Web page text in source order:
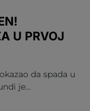
U PRVOJ
da spada u
je…